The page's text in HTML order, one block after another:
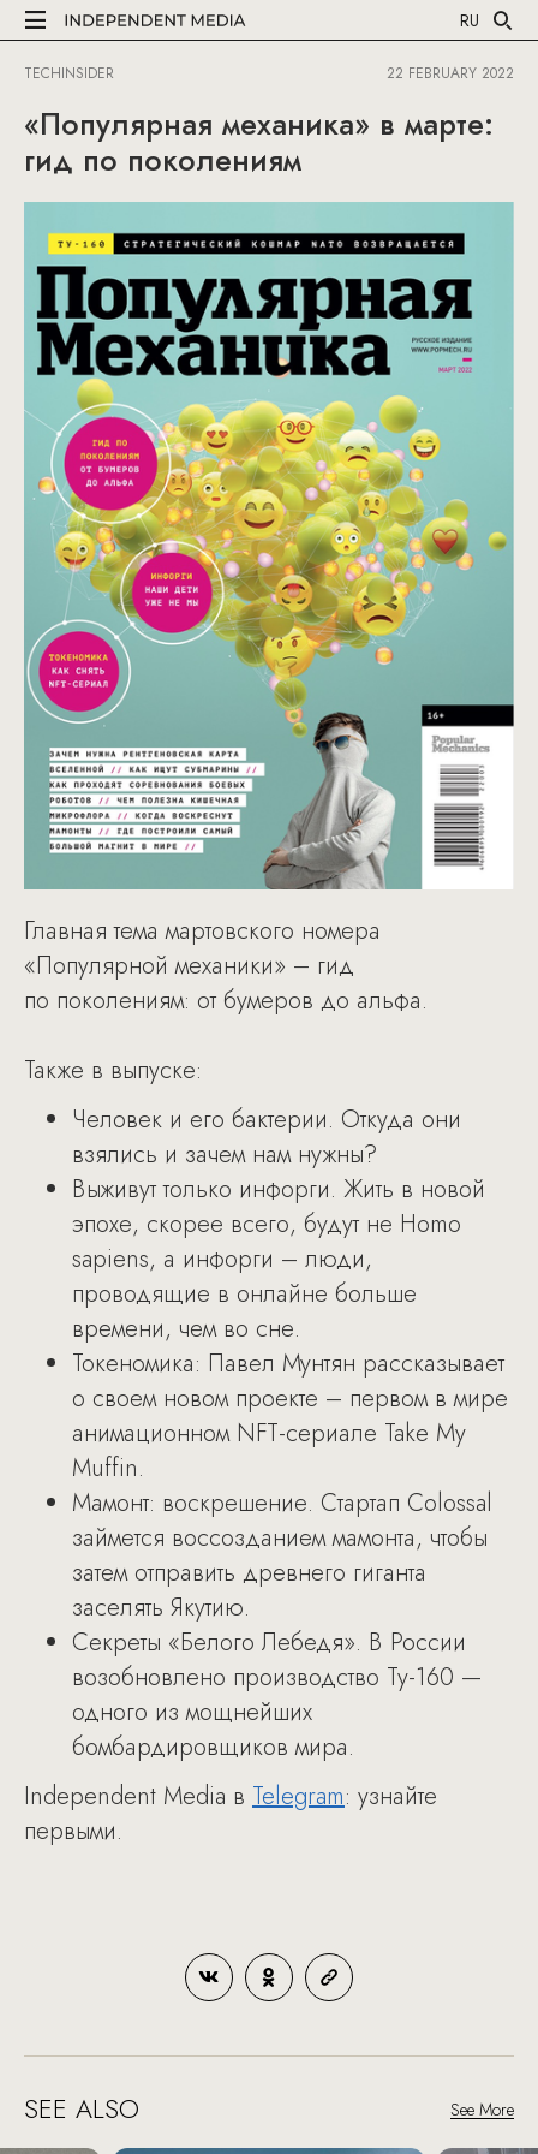
RU
TECHINSIDER 22 FEBRUARY 2022
«Популярная механика» в марте:
гид по поколениям
Главная тема мартовского номера
«Популярной механики» – гид
по поколениям: от бумеров до альфа.
Также в выпуске:
Человек и его бактерии. Откуда они
взялись и зачем нам нужны?
Выживут только инфорги. Жить в новой
эпохе, скорее всего, будут не Homo
sapiens, а инфорги – люди,
проводящие в онлайне больше
времени, чем во сне.
Токеномика: Павел Мунтян рассказывает
о своем новом проекте – первом в мире
анимационном NFT-сериале Take My
Muffin.
Мамонт: воскрешение. Стартап Colossal
займется воссозданием мамонта, чтобы
затем отправить древнего гиганта
заселять Якутию.
Секреты «Белого Лебедя». В России
возобновлено производство Ту-160 —
одного из мощнейших
бомбардировщиков мира.
Independent Media в Telegram: узнайте
первыми.​
SEE ALSO See More